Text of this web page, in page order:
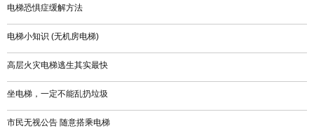
电梯恐惧症缓解方法
电梯小知识 (无机房电梯)
高层火灾电梯逃生其实最快
坐电梯，一定不能乱扔垃圾
市民无视公告 随意搭乘电梯